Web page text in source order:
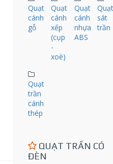
Quạt
cánh
gỗ
Quạt
cánh
xếp
(cụp
-
xoè)
Quạt
cánh
nhựa
ABS
sát
trần
Quạt
trần
cánh
thép
QUẠT TRẦN CÓ
ĐÈN